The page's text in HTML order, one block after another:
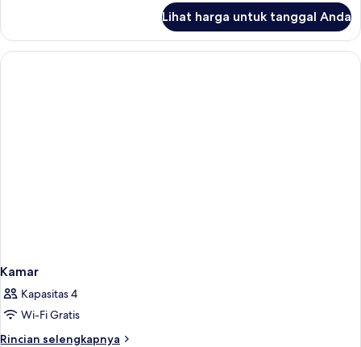
Room,
Queen
Lihat harga untuk tanggal Anda
Kamar
Kapasitas 4
Wi-Fi Gratis
Rincian selengkapnya
Rincian